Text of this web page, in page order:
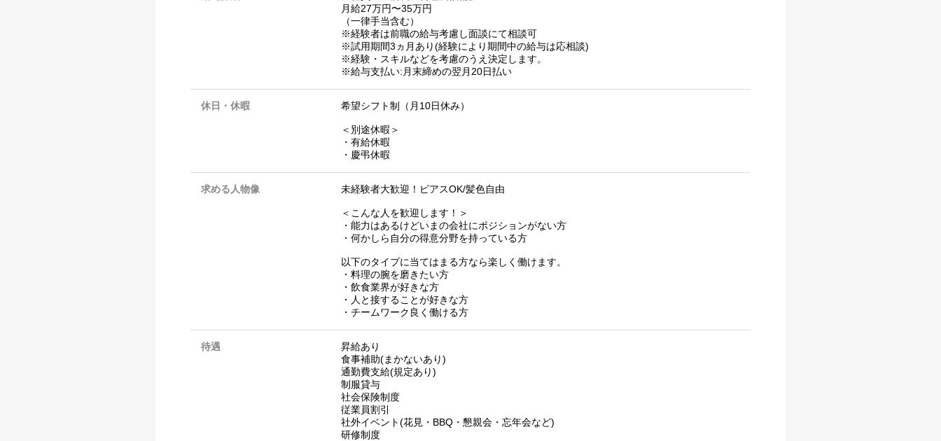
月給27万円〜35万円
（一律手当含む）
※経験者は前職の給与考慮し面談にて相談可
※試用期間3ヵ月あり(経験により期間中の給与は応相談)
※経験・スキルなどを考慮のうえ決定します。
※給与支払い:月末締めの翌月20日払い
休日・休暇 希望シフト制（月10日休み）
＜別途休暇＞
・有給休暇
・慶弔休暇
求める人物像 未経験者大歓迎！ピアスOK/髪色自由
＜こんな人を歓迎します！＞
・能力はあるけどいまの会社にポジションがない方
・何かしら自分の得意分野を持っている方
以下のタイプに当てはまる方なら楽しく働けます。
・料理の腕を磨きたい方
・飲食業界が好きな方
・人と接することが好きな方
・チームワーク良く働ける方
待遇
昇給あり
食事補助(まかないあり)
通勤費支給(規定あり)
制服貸与
社会保険制度
従業員割引
社外イベント(花見・BBQ・懇親会・忘年会など)
研修制度